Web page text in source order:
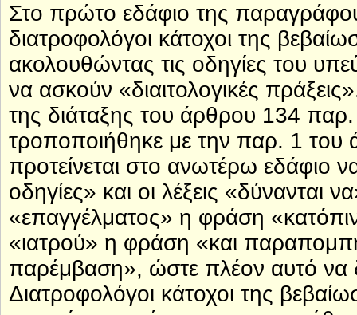
Στο πρώτο εδάφιο της παραγράφου
διατροφολόγοι κάτοχοι της
ακολουθώντας τις οδηγίες του
να ασκούν «διαιτολογικές
της διάταξης του άρθρου 134
τροποποιήθηκε με την παρ. 1 του
προτείνεται στο ανωτέρω εδάφιο
οδηγίες» και οι λέξεις «δύνανται
«επαγγέλματος» η φράση
«ιατρού» η φράση «και
παρέμβαση», ώστε πλέον αυτό να
Διατροφολόγοι κάτοχοι της